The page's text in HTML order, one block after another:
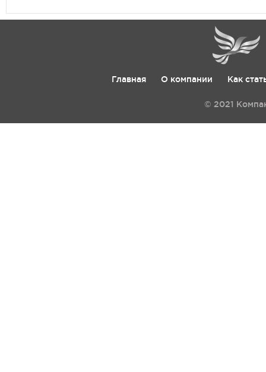
Главная О компании Как
© 2021